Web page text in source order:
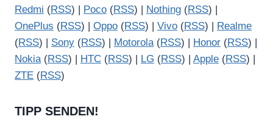
Redmi (RSS) | Poco (RSS) | Nothing (RSS) |
OnePlus (RSS) | Oppo (RSS) | Vivo (RSS) |
Realme
(RSS) | Sony (RSS) | Motorola(RSS) | Honor (RSS) |
Nokia(RSS) | HTC (RSS) | LG (RSS) | Apple (RSS) |
ZTE (RSS)
TIPP SENDEN!